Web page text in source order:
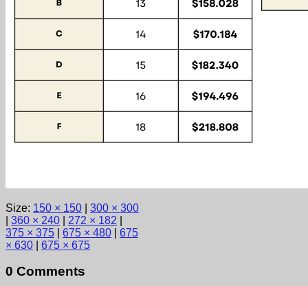
Size: 150 × 150
300 × 300
360 × 240 272 × 182
375 × 375
675 × 480
675
× 630
675 × 675
0 Comments